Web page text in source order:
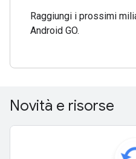
Raggiungi i prossimi
Android GO.
Novità e risorse